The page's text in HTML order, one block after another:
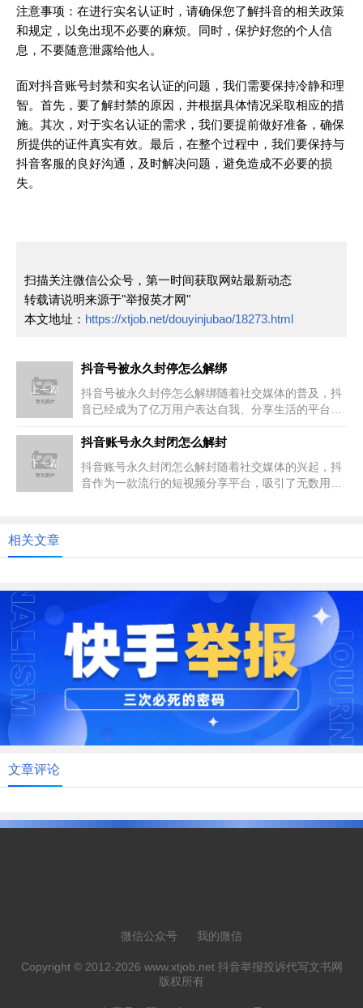
注意事项：在进行实名认证时，请确保您了解抖音的相关政策
和规定，以免出现不必要的麻烦。同时，保护好您的个人信
息，不要随意泄露给他人。
面对抖音账号封禁和实名认证的问题，我们需要保持冷静和理
智。首先，要了解封禁的原因，并根据具体情况采取相应的措
施。其次，对于实名认证的需求，我们要提前做好准备，确保
所提供的证件真实有效。最后，在整个过程中，我们要保持与
抖音客服的良好沟通，及时解决问题，避免造成不必要的损
失。
扫描关注微信公众号，第一时间获取网站最新动态
转载请说明来源于"举报英才网"
本文地址： https://xtjob.net/douyinjubao/18273.html
上一篇
抖音号被永久封停怎么解绑
抖音号被永久封停怎么解绑随着社交媒体的普及，抖
音已经成为了亿万用户表达自我、分享生活的平台。
下一篇
抖音账号永久封闭怎么解封
抖音账号永久封闭怎么解封随着社交媒体的兴起，抖
音作为一款流行的短视频分享平台，吸引了无数用户
相关文章
文章评论
微信公众号 我的微信
Copyright © 2012-2026 www.xtjob.net 抖音举报投诉代写文书网
版权所有